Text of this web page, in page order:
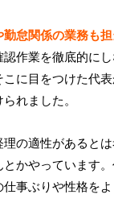
勤怠関係の業務も
作業を徹底的に
に目をつけた代
れました。
理の適性があると
かやっています
仕事ぶりや性格を